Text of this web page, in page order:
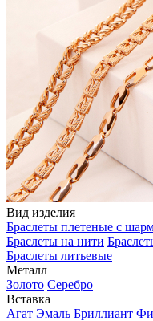
Вид изделия
Браслеты плетеные с
Браслеты на нити
Браслеты литьевые
Металл
Золото Серебро
Вставка
Агат Эмаль Бриллиант